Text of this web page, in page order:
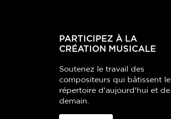
PARTICIPEZ À LA
CRÉATION MUSICALE
Soutenez le travail des
compositeurs qui bâtissent le
répertoire d'aujourd'hui et de
demain.